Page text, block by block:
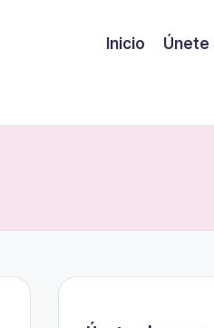
Inicio Únete